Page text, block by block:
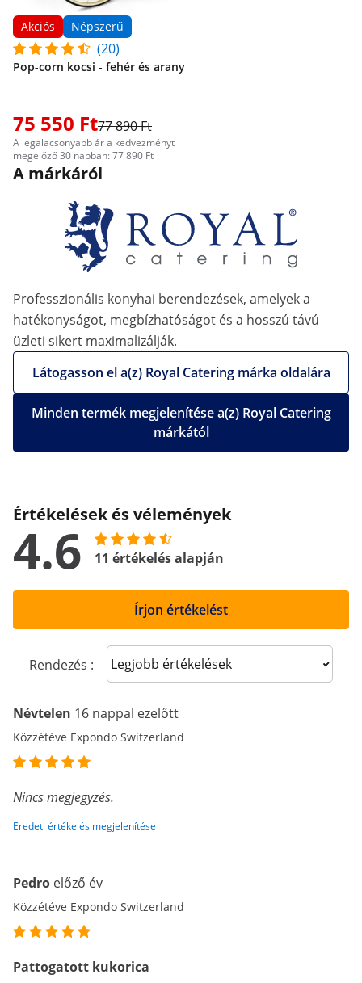
Akciós Népszerű
(20)
Pop-corn kocsi - fehér és arany
75 550 Ft77 890 Ft
A legalacsonyabb ár a kedvezményt
megelőző 30 napban: 77 890 Ft
A márkáról
Professzionális konyhai berendezések, amelyek a
hatékonyságot, megbízhatóságot és a hosszú távú
üzleti sikert maximalizálják.
Látogasson el a(z) Royal Catering márka oldalára
Minden termék megjelenítése a(z) Royal Catering
márkától
Értékelések és vélemények
4.6 11 értékelés alapján
Írjon értékelést
Rendezés : Sort reviews
Névtelen 16 nappal ezelőtt
Közzétéve Expondo Switzerland
Nincs megjegyzés.
Eredeti értékelés megjelenítése
Pedro előző év
Közzétéve Expondo Switzerland
Pattogatott kukorica